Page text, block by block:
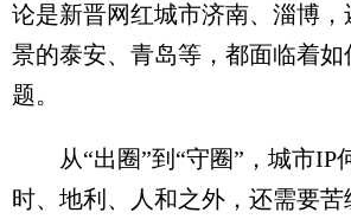
论是新晋网红城市济南、淄博
景的泰安、青岛等，都面临着如
题。
从“出圈”到“守圈”，城市IP
时、地利、人和之外，还需要苦